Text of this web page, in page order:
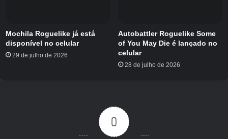
recompensas incluem fragmentos de heróis,
diamantes e itens exclusivos, com
recompensas baseadas em classificação
primeira semana e recursos de festa futuros
que desbloquearão atividades e recompensas
Mochila Roguelike já está
disponível no celular
29 de julho de 2026
Autobattler Roguelike Some
of You May Die é lançado no
celular
28 de julho de 2026
0